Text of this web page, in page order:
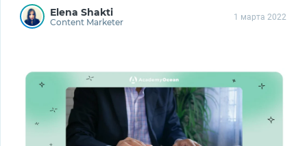
Elena Shakti
Content Marketer 1 марта 2022